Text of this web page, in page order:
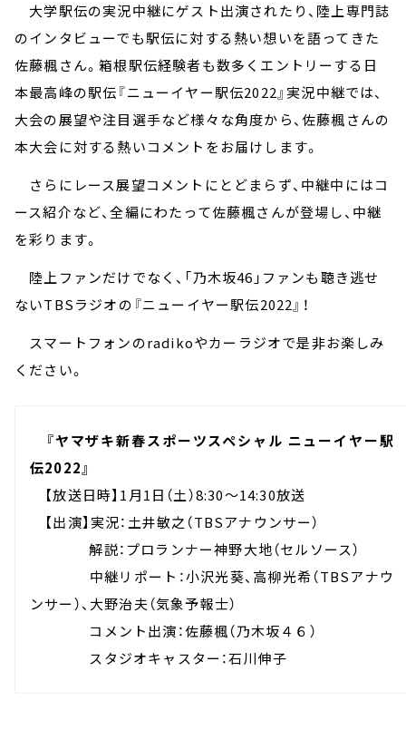
大学駅伝の実況中継にゲスト出演されたり、陸上専門誌
のインタビューでも駅伝に対する熱い想いを語ってきた
佐藤楓さん。箱根駅伝経験者も数多くエントリーする日
本最高峰の駅伝『ニューイヤー駅伝2022』実況中継では、
大会の展望や注目選手など様々な角度から、佐藤楓さんの
本大会に対する熱いコメントをお届けします。
さらにレース展望コメントにとどまらず、中継中にはコ
ース紹介など、全編にわたって佐藤楓さんが登場し、中継
を彩ります。
陸上ファンだけでなく、「乃木坂46」ファンも聴き逃せ
ないTBSラジオの『ニューイヤー駅伝2022』！
スマートフォンのradikoやカーラジオで是非お楽しみ
ください。
『ヤマザキ新春スポーツスペシャル ニューイヤー駅
伝2022』
【放送日時】1月1日（土）8:30～14:30放送
【出演】実況：土井敏之（TBSアナウンサー）
解説：プロランナー神野大地（セルソース）
中継リポート：小沢光葵、高柳光希（TBSアナウ
ンサー）、大野治夫（気象予報士）
コメント出演：佐藤楓（乃木坂４６）
スタジオキャスター：石川伸子